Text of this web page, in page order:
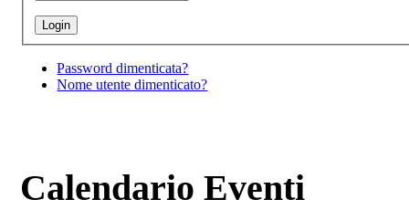
Password dimenticata?
Nome utente dimenticato?
Calendario Eventi